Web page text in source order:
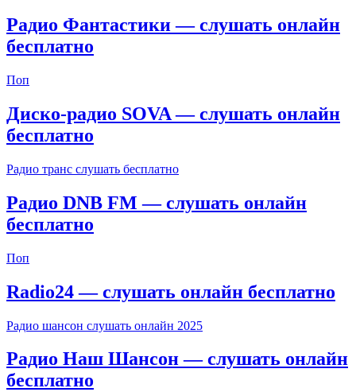
Радио Фантастики — слушать онлайн
бесплатно
Поп
Диско-радио SOVA — слушать онлайн
бесплатно
Радио транс слушать бесплатно
Радио DNB FM — слушать онлайн
бесплатно
Поп
Radio24 — слушать онлайн бесплатно
Радио шансон слушать онлайн 2025
Радио Наш Шансон — слушать онлайн
бесплатно